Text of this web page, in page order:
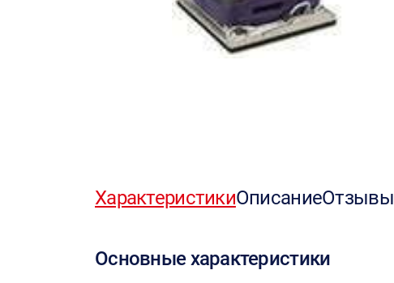
ХарактеристикиОписаниеОтзывы
Основные характеристики